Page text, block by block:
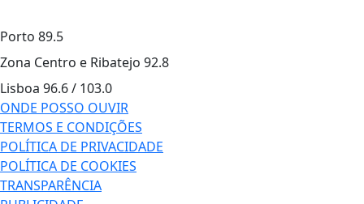
Porto 89.5
Zona Centro e Ribatejo 92.8
Lisboa 96.6 / 103.0
ONDE POSSO OUVIR
TERMOS E CONDIÇÕES
POLÍTICA DE PRIVACIDADE
POLÍTICA DE COOKIES
TRANSPARÊNCIA